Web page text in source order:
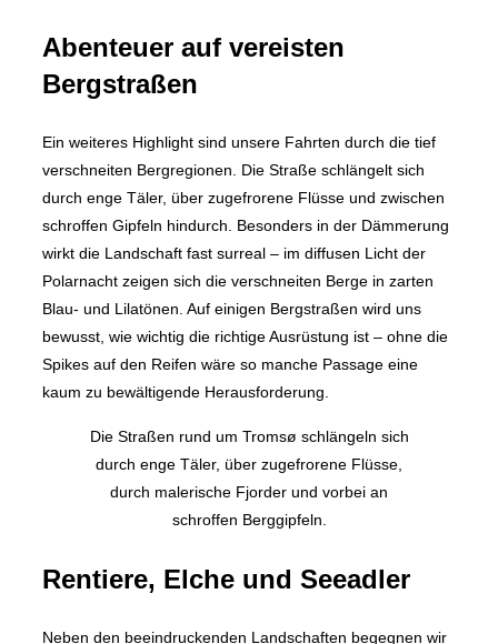
Abenteuer auf vereisten
Bergstraßen
Ein weiteres Highlight sind unsere Fahrten durch die tief
verschneiten Bergregionen. Die Straße schlängelt sich
durch enge Täler, über zugefrorene Flüsse und zwischen
schroffen Gipfeln hindurch. Besonders in der Dämmerung
wirkt die Landschaft fast surreal – im diffusen Licht der
Polarnacht zeigen sich die verschneiten Berge in zarten
Blau- und Lilatönen. Auf einigen Bergstraßen wird uns
bewusst, wie wichtig die richtige Ausrüstung ist – ohne die
Spikes auf den Reifen wäre so manche Passage eine
kaum zu bewältigende Herausforderung.
Die Straßen rund um Tromsø schlängeln sich
durch enge Täler, über zugefrorene Flüsse,
durch malerische Fjorder und vorbei an
schroffen Berggipfeln.
Rentiere, Elche und Seeadler
Neben den beeindruckenden Landschaften begegnen wir